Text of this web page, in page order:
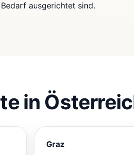
ausgerichtet sind.
in
Graz